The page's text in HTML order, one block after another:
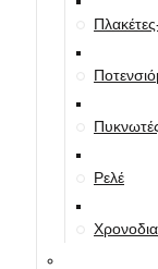
Ρελέ